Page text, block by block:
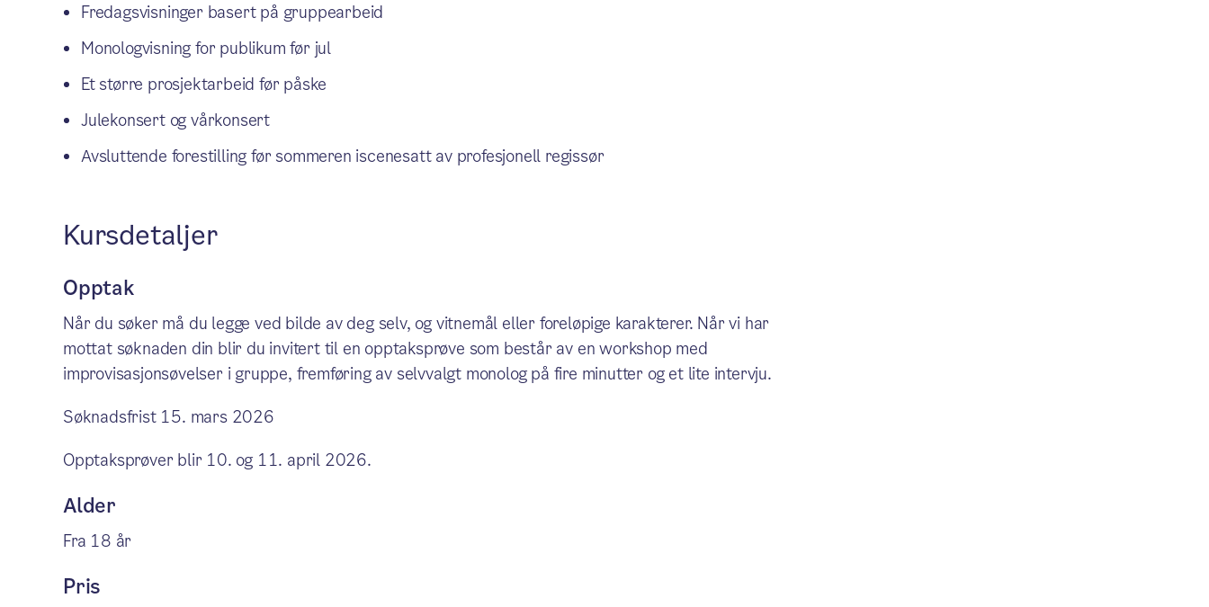
Fredagsvisninger basert på gruppearbeid
Monologvisning for publikum før jul
Et større prosjektarbeid før påske
Julekonsert og vårkonsert
Avsluttende forestilling før sommeren iscenesatt av profesjonell regissør
Kursdetaljer
Opptak
Når du søker må du legge ved bilde av deg selv, og vitnemål eller foreløpige karakterer. Når vi har
mottat søknaden din blir du invitert til en opptaksprøve som består av en workshop med
improvisasjonsøvelser i gruppe, fremføring av selvvalgt monolog på fire minutter og et lite intervju.
Søknadsfrist 15. mars 2026
Opptaksprøver blir 10. og 11. april 2026.
Alder
Fra 18 år
Pris